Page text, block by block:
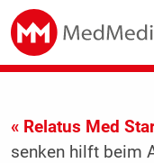
« Relatus Med
senken hilft beim